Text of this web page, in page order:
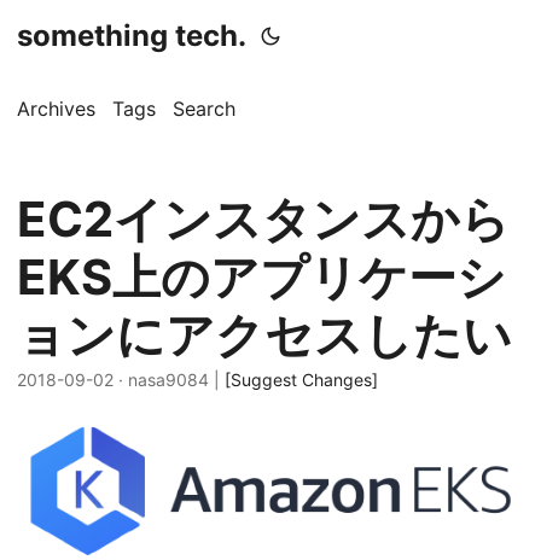
something tech.
Archives Tags Search
EC2インスタンスから
EKS上のアプリケーシ
ョンにアクセスしたい
2018-09-02 · nasa9084 | [Suggest Changes]